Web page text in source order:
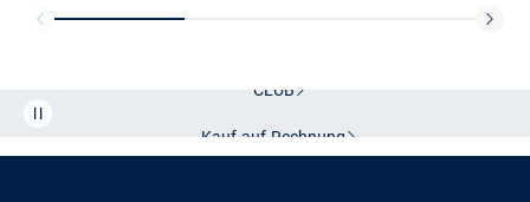
CLUB
Kauf auf Rechnung